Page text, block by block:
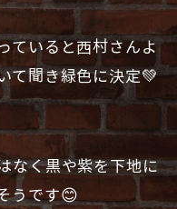
ていると西村さんよ
て聞き緑色に決定💚
なく黒や紫を下地に
うです😊